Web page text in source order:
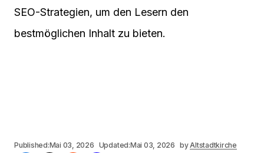
SEO-Strategien, um den Lesern den
bestmöglichen Inhalt zu bieten.
Published:Mai 03, 2026 Updated:Mai 03, 2026 byAltstadtkirche